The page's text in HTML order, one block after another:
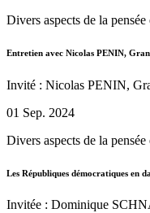
Divers aspects de la
Entretien avec Nicolas PENIN,
Invité : Nicolas PENIN,
01 Sep. 2024
Divers aspects de la
Les Républiques démocratiques en
Invitée : Dominique